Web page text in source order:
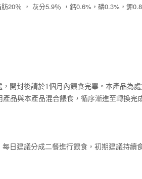
20％ ， 灰分5.9％ ，鈣0.6%，磷0.3%，鉀
開封後請於1個月內餵食完畢。本產品為
品與本產品混合餵食，循序漸進至轉換完
日建議分成二餐進行餵食，初期建議持